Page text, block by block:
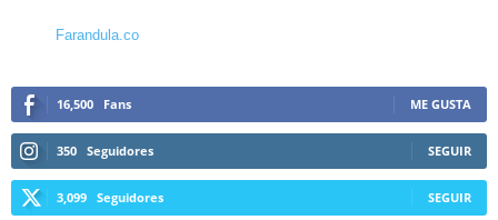
Farandula.co
16,500 Fans ME GUSTA
350 Seguidores SEGUIR
3,099 Seguidores SEGUIR